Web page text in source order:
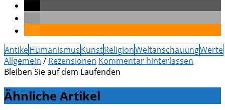
AntikeHumanismusKunstReligionWeltanschauungWerte
Allgemein / Rezensionen Kommentar hinterlassen
Bleiben Sie auf dem Laufenden
Ähnliche Artikel